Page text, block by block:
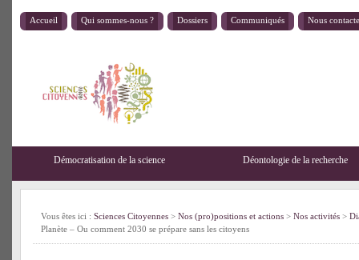
Accueil Qui sommes-nous ? Dossiers Communiqués Nous
Démocratisation de la science Déontologie de la recherche
Vous êtes ici : Sciences Citoyennes > Nos (pro)positions et actions > Nos activités >
Planète – Ou comment 2030 se prépare sans les citoyens